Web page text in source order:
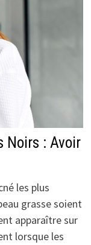
Noirs : Avoir
les plus
grasse soient
apparaître sur
lorsque les